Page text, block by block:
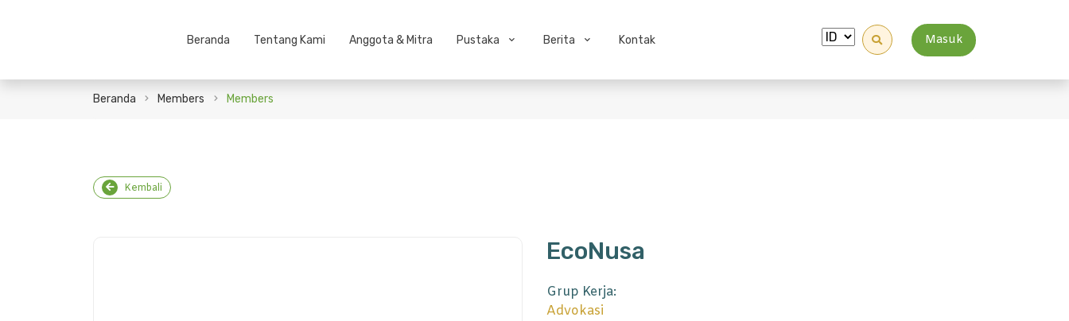
Beranda Tentang Kami Anggota & Mitra Pustaka Berita Kontak Masuk
Beranda Members Members
Kembali
EcoNusa
Grup Kerja:
Advokasi